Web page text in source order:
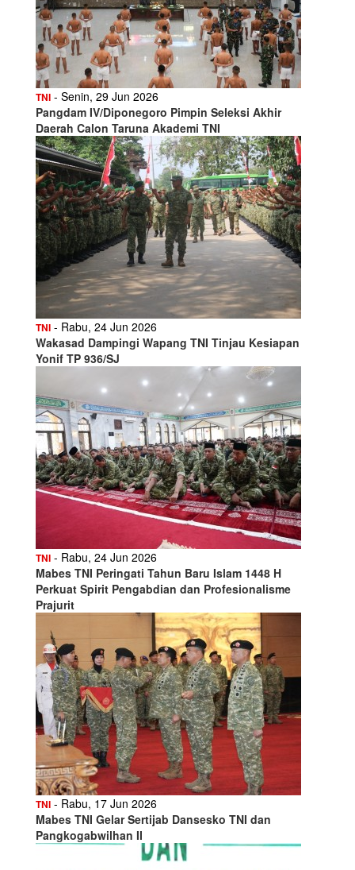
TNI - Senin, 29 Jun 2026
Pangdam IV/Diponegoro Pimpin Seleksi Akhir
Daerah Calon Taruna Akademi TNI
TNI - Rabu, 24 Jun 2026
Wakasad Dampingi Wapang TNI Tinjau Kesiapan
Yonif TP 936/SJ
TNI - Rabu, 24 Jun 2026
Mabes TNI Peringati Tahun Baru Islam 1448 H
Perkuat Spirit Pengabdian dan Profesionalisme
Prajurit
TNI - Rabu, 17 Jun 2026
Mabes TNI Gelar Sertijab Dansesko TNI dan
Pangkogabwilhan II